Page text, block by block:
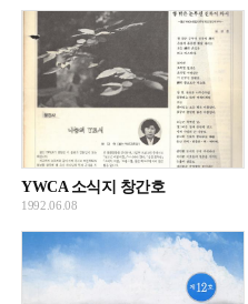
YWCA 소식지 창간호
1992.06.08